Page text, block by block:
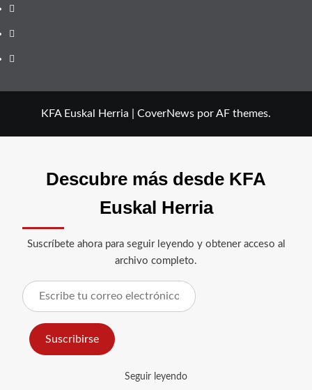
YouTube
Telegram
Facebook
KFA Euskal Herria CoverNews por AF themes.
Descubre más desde KFA
Euskal Herria
Suscríbete ahora para seguir leyendo y obtener acceso al
archivo completo.
Escribe
tu
correo
electrónico…
Suscribirse
Seguir leyendo